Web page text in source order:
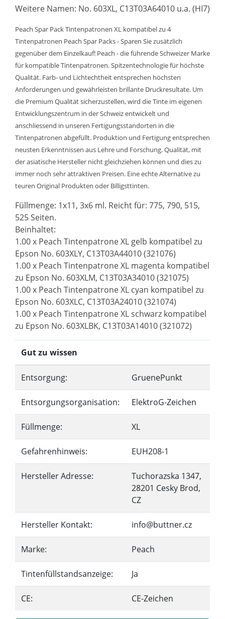
Weitere Namen: No. 603XL, C13T03A64010 u.a. (HI7)
Peach Spar Pack Tintenpatronen XL kompatibel zu 4
Tintenpatronen Peach Spar Packs - Sparen Sie zusätzlich
gegenüber dem Einzelkauf! Peach - die führende Schweizer Marke
für kompatible Tintenpatronen. Spitzentechnologie für höchste
Qualität. Farb- und Lichtechtheit entsprechen höchsten
Anforderungen und gewährleisten brillante Druckresultate. Um
die Premium Qualität sicherzustellen, wird die Tinte im eigenen
Entwicklungszentrum in der Schweiz entwickelt und
anschliessend in unseren Fertigungsstandorten in die
Tintenpatronen abgefüllt. Produktion und Fertigung entsprechen
neusten Erkenntnissen aus Lehre und Forschung. Qualität, mit
der asiatische Hersteller nicht gleichziehen können und dies zu
immer noch sehr attraktiven Preisen. Eine echte Alternative zu
teuren Original Produkten oder Billigsttinten.
Füllmenge: 1x11, 3x6 ml. Reicht für: 775, 790, 515,
525 Seiten.
Beinhaltet:
1.00 x Peach Tintenpatrone XL gelb kompatibel zu
Epson No. 603XLY, C13T03A44010 (321076)
1.00 x Peach Tintenpatrone XL magenta kompatibel
zu Epson No. 603XLM, C13T03A34010 (321075)
1.00 x Peach Tintenpatrone XL cyan kompatibel zu
Epson No. 603XLC, C13T03A24010 (321074)
1.00 x Peach Tintenpatrone XL schwarz kompatibel
zu Epson No. 603XLBK, C13T03A14010 (321072)
Gut zu wissen
Entsorgung: GruenePunkt
Entsorgungsorganisation: ElektroG-Zeichen
Füllmenge: XL
Gefahrenhinweis: EUH208-1
Hersteller Adresse:
Tuchorazska 1347,
28201 Cesky Brod,
CZ
Hersteller Kontakt: info@buttner.cz
Marke: Peach
Tintenfüllstandsanzeige: Ja
CE: CE-Zeichen